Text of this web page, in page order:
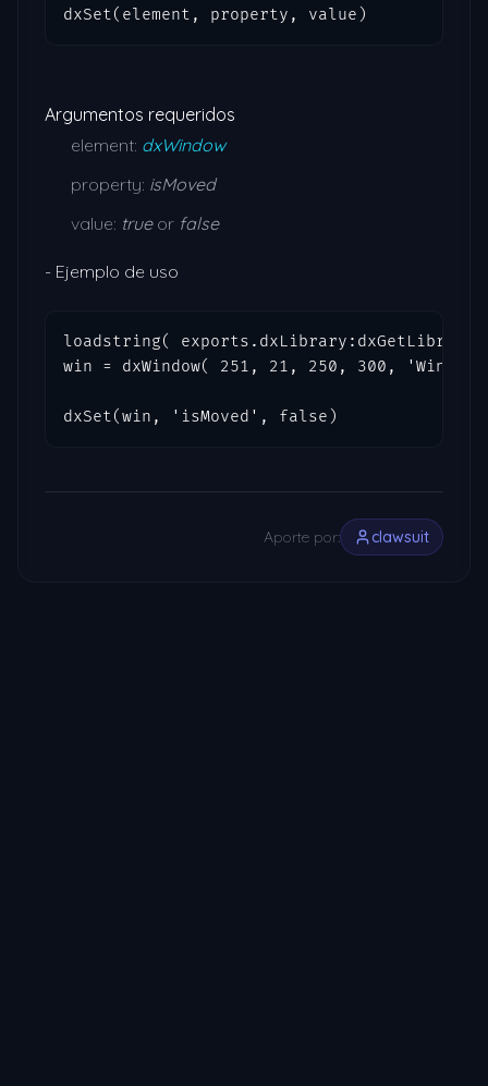
dxSet(element, property, value)
Argumentos requeridos
element: dxWindow
property: isMoved
value: trueor false
- Ejemplo de uso
loadstring(
win = dxWindow( 251, 21, 250, 300,
dxSet(win, 'isMoved', false)
Aporte por: clawsuit